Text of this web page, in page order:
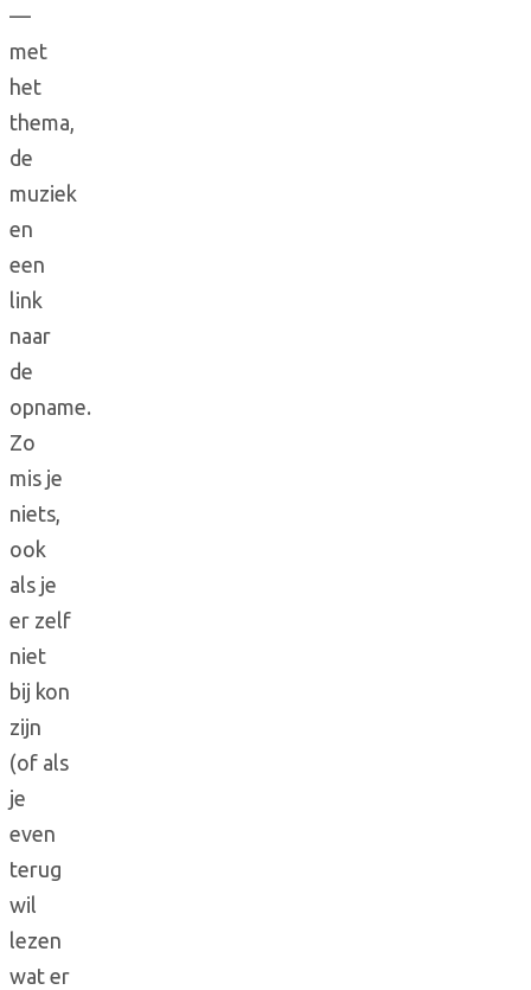
—
met
het
thema,
de
muziek
en
een
link
naar
de
opname.
Zo
mis je
niets,
ook
als je
er zelf
niet
bij kon
zijn
(of als
je
even
terug
wil
lezen
wat er